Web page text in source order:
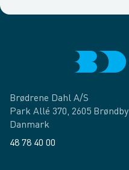
Brødrene Dahl A/S
Park Allé 370, 2605 Brøndby
Danmark
48 78 40 00